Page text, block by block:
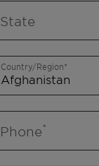
State
Country/Region
Phone